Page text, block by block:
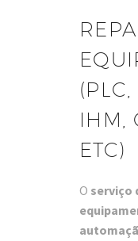
IHM,
ETC)
O serviço